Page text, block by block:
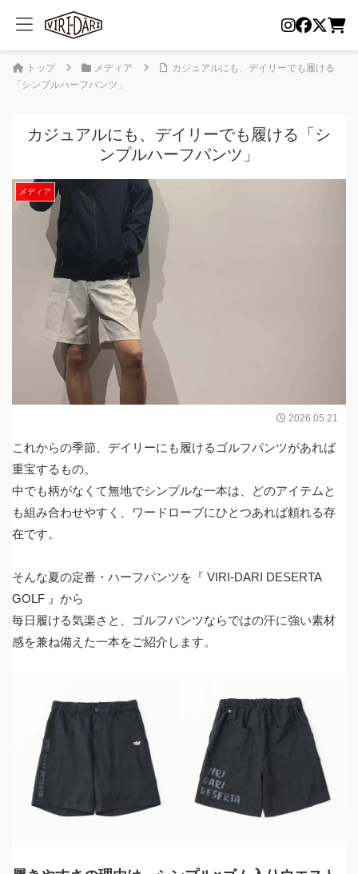
トップ メディア
カジュアルにも、デイリーでも履ける
「シンプルハーフパンツ」
カジュアルにも、デイリーでも履ける「シ
ンプルハーフパンツ」
メディア
2026.05.21
これからの季節、デイリーにも履けるゴルフパンツがあれば
重宝するもの。
中でも柄がなくて無地でシンプルな一本は、どのアイテムと
も組み合わせやすく、ワードローブにひとつあれば頼れる存
在です。
そんな夏の定番・ハーフパンツを『 VIRI-DARI DESERTA
GOLF 』から
毎日履ける気楽さと、ゴルフパンツならではの汗に強い素材
感を兼ね備えた一本をご紹介します。